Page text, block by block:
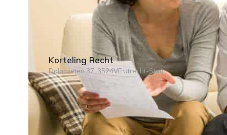
Korteling Recht
Dolomieten 37, 3524VE Utrecht-Stad